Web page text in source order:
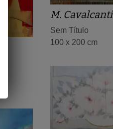
M. Cavalcanti
Sem Título
100 x 200 cm